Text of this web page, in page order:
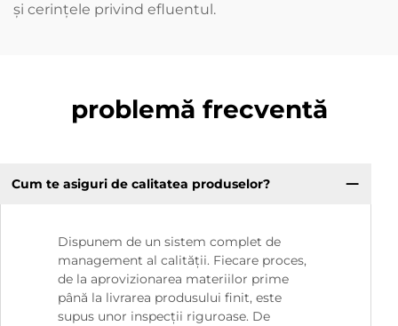
și cerințele privind efluentul.
problemă frecventă
Cum te asiguri de calitatea produselor?
Dispunem de un sistem complet de
management al calității. Fiecare proces,
de la aprovizionarea materiilor prime
până la livrarea produsului finit, este
supus unor inspecții riguroase. De